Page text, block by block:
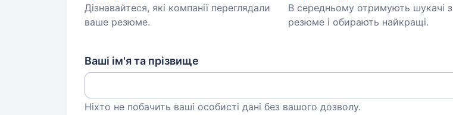
Дізнавайтеся, які компанії переглядали
ваше резюме.
В середньому отримують шукачі з
резюме і обирають найкращі.
Ваші ім'я та прізвище
Ніхто не побачить ваші особисті дані без вашого дозволу.